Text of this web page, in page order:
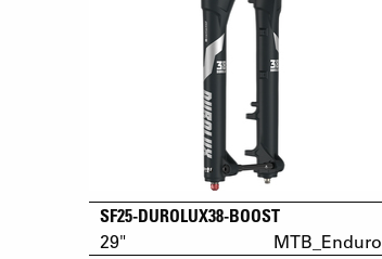
SF25-DUROLUX38-BOOST
29" MTB_Enduro